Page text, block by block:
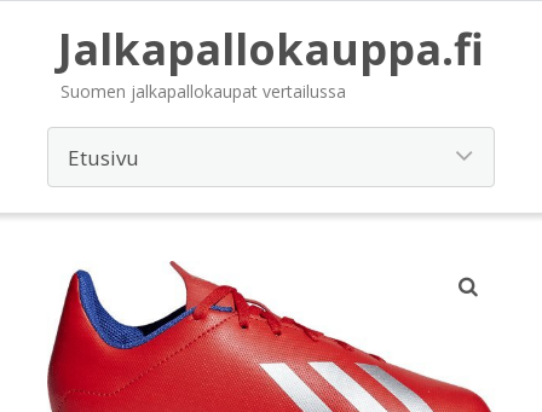
Jalkapallokauppa.fi
Suomen jalkapallokaupat vertailussa